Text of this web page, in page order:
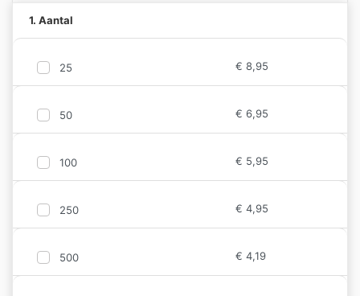
1. Aantal
25 € 8,95
50 € 6,95
100 € 5,95
250 € 4,95
500 € 4,19